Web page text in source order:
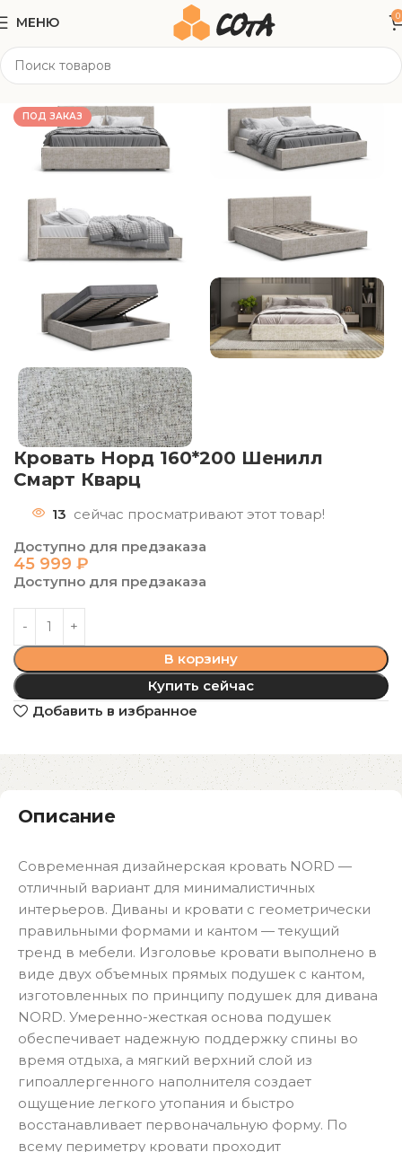
МЕНЮ 0
Мягкая мебель
ПОД ЗАКАЗ
Кровать Норд 160*200 Шенилл
Смарт Кварц
13 сейчас просматривают этот товар!
Доступно для предзаказа
45 999 ₽
Доступно для предзаказа
В корзину
Купить сейчас
Добавить в избранное
Описание
Современная дизайнерская кровать NORD —
отличный вариант для минималистичных
интерьеров. Диваны и кровати с геометрически
правильными формами и кантом — текущий
тренд в мебели. Изголовье кровати выполнено в
виде двух объемных прямых подушек с кантом,
изготовленных по принципу подушек для дивана
NORD. Умеренно-жесткая основа подушек
обеспечивает надежную поддержку спины во
время отдыха, а мягкий верхний слой из
гипоаллергенного наполнителя создает
ощущение легкого утопания и быстро
восстанавливает первоначальную форму. По
всему периметру кровати проходит